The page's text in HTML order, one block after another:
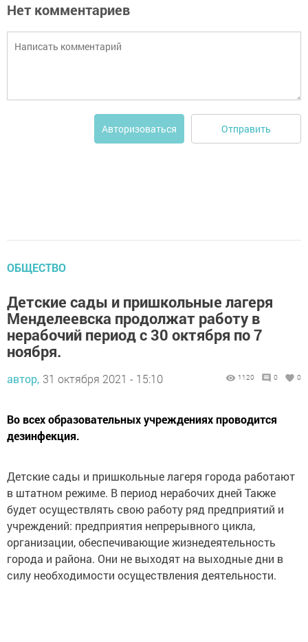
Нет комментариев
Авторизоваться Отправить
ОБЩЕСТВО
Детские сады и пришкольные лагеря
Менделеевска продолжат работу в
нерабочий период с 30 октября по 7
ноября.
автор, 31 октября 2021 - 15:10 1120 0 0
Во всех образовательных учреждениях проводится
дезинфекция.
Детские сады и пришкольные лагеря города работают
в штатном режиме. В период нерабочих дней Также
будет осуществлять свою работу ряд предприятий и
учреждений: предприятия непрерывного цикла,
организации, обеспечивающие жизнедеятельность
города и района. Они не выходят на выходные дни в
силу необходимости осуществления деятельности.